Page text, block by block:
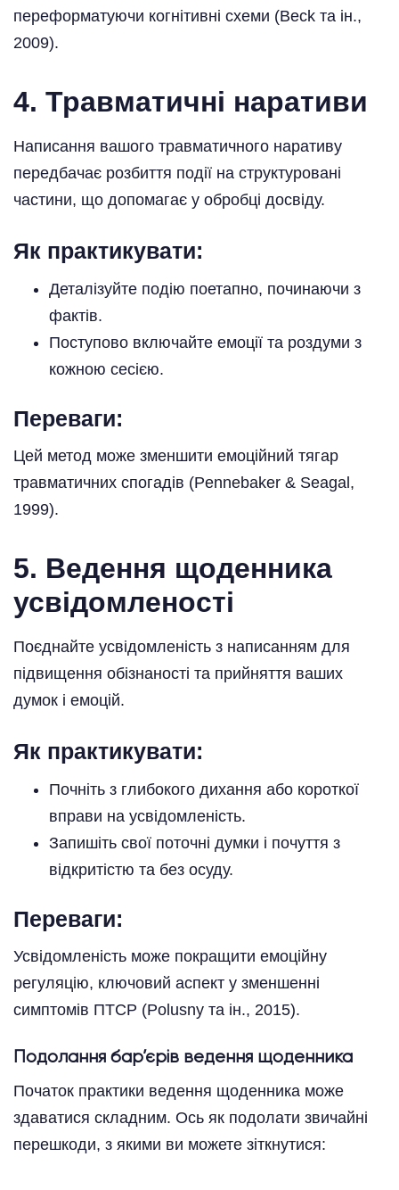
переформатуючи когнітивні схеми (Beck та ін.,
2009).
4. Травматичні наративи
Написання вашого травматичного наративу
передбачає розбиття події на структуровані
частини, що допомагає у обробці досвіду.
Як практикувати:
Деталізуйте подію поетапно, починаючи з
фактів.
Поступово включайте емоції та роздуми з
кожною сесією.
Переваги:
Цей метод може зменшити емоційний тягар
травматичних спогадів (Pennebaker & Seagal,
1999).
5. Ведення щоденника
усвідомленості
Поєднайте усвідомленість з написанням для
підвищення обізнаності та прийняття ваших
думок і емоцій.
Як практикувати:
Почніть з глибокого дихання або короткої
вправи на усвідомленість.
Запишіть свої поточні думки і почуття з
відкритістю та без осуду.
Переваги:
Усвідомленість може покращити емоційну
регуляцію, ключовий аспект у зменшенні
симптомів ПТСР (Polusny та ін., 2015).
Подолання бар’єрів ведення щоденника
Початок практики ведення щоденника може
здаватися складним. Ось як подолати звичайні
перешкоди, з якими ви можете зіткнутися: